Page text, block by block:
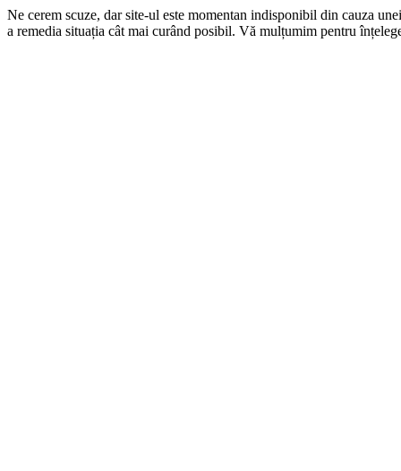
Ne cerem scuze, dar site-ul este momentan indisponibil din cauza
a remedia situația cât mai curând posibil. Vă mulțumim pentru